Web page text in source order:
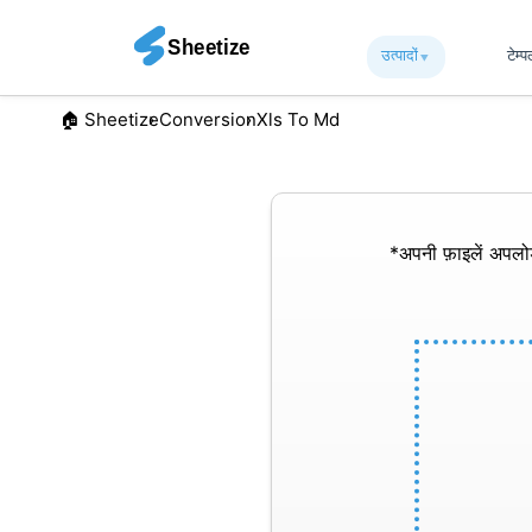
उत्पादों▾︎
🏠︎ SheetizeConversionXls To Md
*अपनी फ़ाइलें